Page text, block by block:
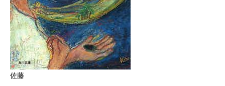
佐藤